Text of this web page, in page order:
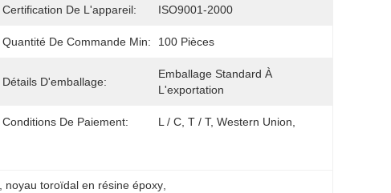
Certification De L'appareil: ISO9001-2000
Quantité De Commande Min: 100 Pièces
Détails D'emballage:
Emballage Standard À
L'exportation
Conditions De Paiement: L / C, T / T, Western Union,
noyau toroïdal en résine époxy